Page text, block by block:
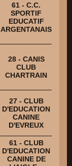
61 - C.C.
SPORTIF
EDUCATIF
ARGENTANAIS
28 - CANIS
CLUB
CHARTRAIN
27 - CLUB
D'EDUCATION
CANINE
D'EVREUX
61 - CLUB
D'EDUCATION
CANINE DE